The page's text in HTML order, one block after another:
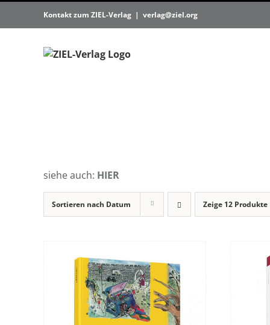
Kontakt zum ZIEL-Verlag | verlag@ziel.org
siehe auch: HIER
Sortieren nach Datum Zeige 12 Produkte